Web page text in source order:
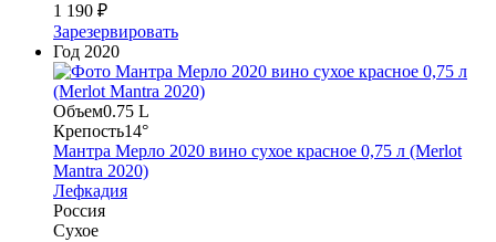
1 190 ₽
Зарезервировать
Год 2020
Объем0.75 L
Крепость14°
Мантра Мерло 2020 вино сухое красное 0,75 л (Merlot
Mantra 2020)
Лефкадия
Россия
Сухое